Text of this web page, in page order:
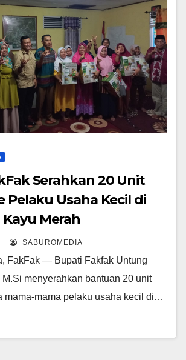
Serahkan 20 Unit
Pelaku Usaha Kecil di
Merah
SABUROMEDIA
FakFak — Bupati Fakfak Untung
M.Si menyerahkan bantuan 20 unit
mama-mama pelaku usaha kecil di…